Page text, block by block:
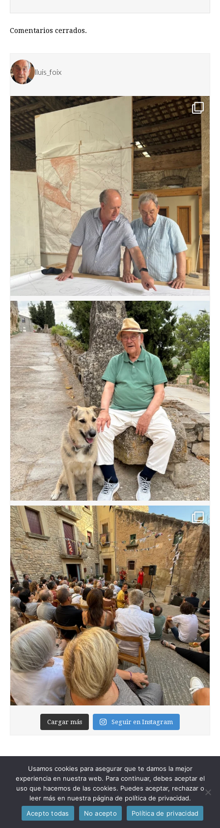
Comentarios cerrados.
lluis_foix
Cargar más Seguir en Instagram
Copyright © 2026 Foixblog
. All Rights Reserved.
The Magazine Premium Theme bybavotasan.com.
Usamos cookies para asegurar que te damos la mejor
experiencia en nuestra web. Para continuar, debes aceptar el
uso que hacemos de las cookies. Puedes aceptar, rechazar o
leer más en nuestra página de política de privacidad.
Acepto todas
No acepto Política de privacidad